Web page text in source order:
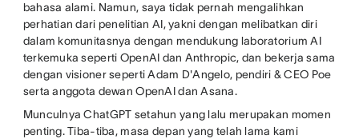
bahasa alami. Namun, saya tidak pernah mengalihkan
perhatian dari penelitian AI, yakni dengan melibatkan diri
dalam komunitasnya dengan mendukung laboratorium AI
terkemuka seperti OpenAI dan Anthropic, dan bekerja sama
dengan visioner seperti Adam D'Angelo, pendiri & CEO Poe
serta anggota dewan OpenAI dan Asana.
Munculnya ChatGPT setahun yang lalu merupakan momen
penting. Tiba-tiba, masa depan yang telah lama kami